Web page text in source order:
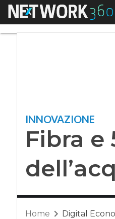
Menu
INNOVAZIONE
Fibra e
Home Digital